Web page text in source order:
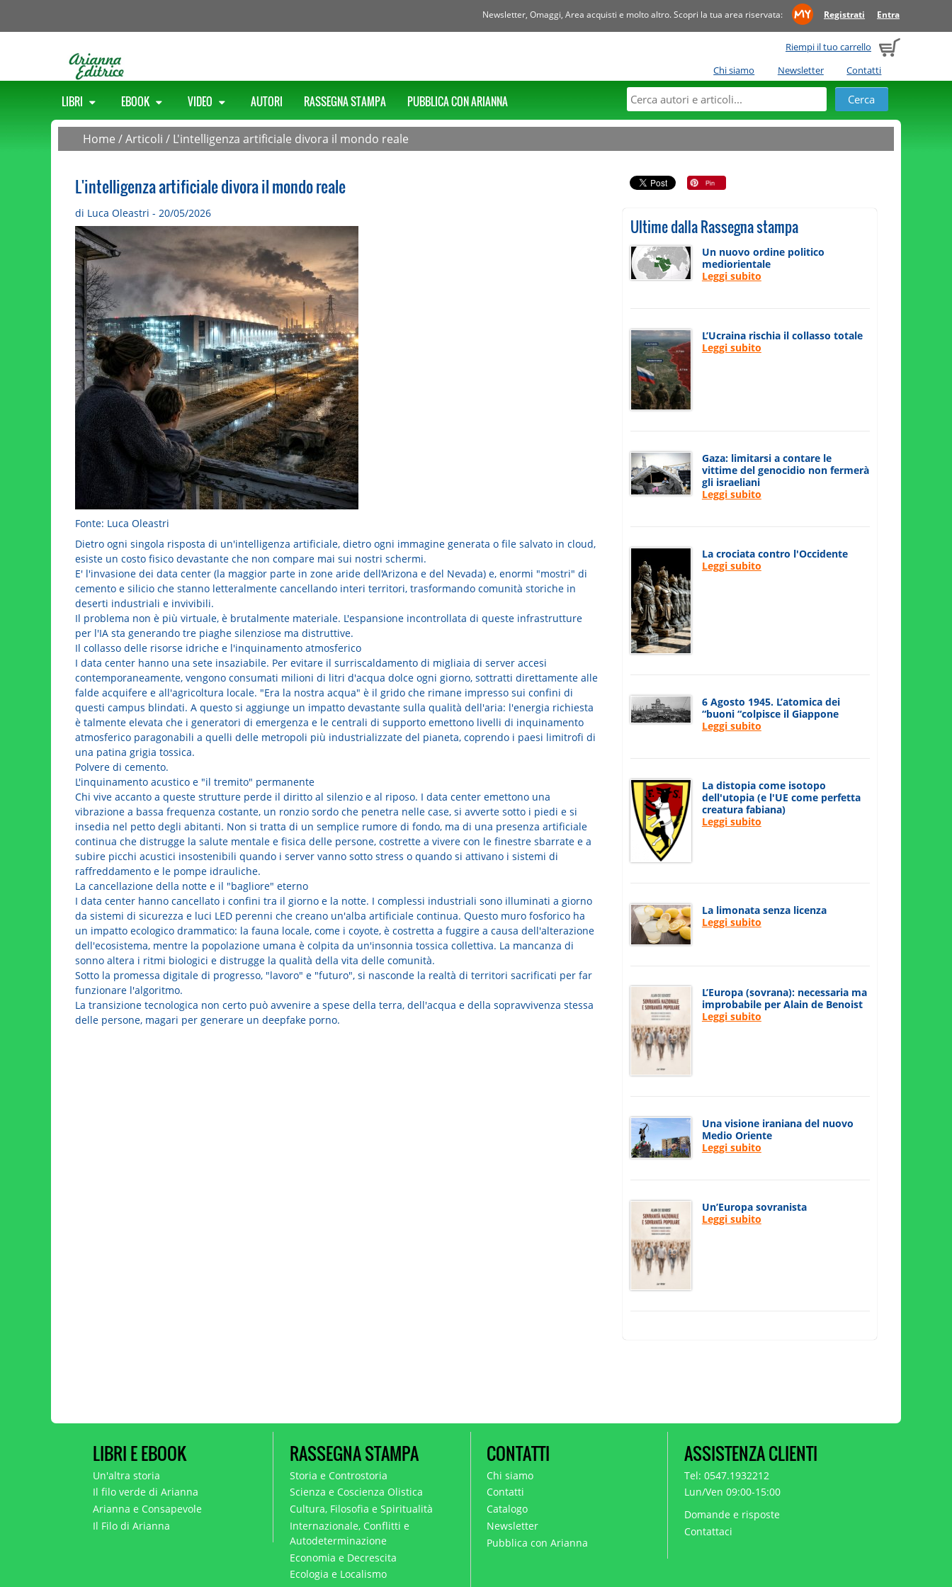
Newsletter, Omaggi, Area acquisti e molto altro. Scopri la tua area riservata: Registrati Entra
Riempi il tuo carrello
Chi siamo
Newsletter Contatti
LIBRI EBOOK VIDEO AUTORI RASSEGNA STAMPA PUBBLICA CON ARIANNA
Home /Articoli / L'intelligenza artificiale divora il mondo reale
L'intelligenza artificiale divora il mondo reale
di Luca Oleastri - 20/05/2026
Fonte: Luca Oleastri
Dietro ogni singola risposta di un'intelligenza artificiale, dietro ogni immagine generata o file salvato in cloud,
esiste un costo fisico devastante che non compare mai sui nostri schermi.
E' l'invasione dei data center (la maggior parte in zone aride dell'Arizona e del Nevada) e, enormi "mostri" di
cemento e silicio che stanno letteralmente cancellando interi territori, trasformando comunità storiche in
deserti industriali e invivibili.
Il problema non è più virtuale, è brutalmente materiale. L'espansione incontrollata di queste infrastrutture
per l'IA sta generando tre piaghe silenziose ma distruttive.
Il collasso delle risorse idriche e l'inquinamento atmosferico
I data center hanno una sete insaziabile. Per evitare il surriscaldamento di migliaia di server accesi
contemporaneamente, vengono consumati milioni di litri d'acqua dolce ogni giorno, sottratti direttamente alle
falde acquifere e all'agricoltura locale. "Era la nostra acqua" è il grido che rimane impresso sui confini di
questi campus blindati. A questo si aggiunge un impatto devastante sulla qualità dell'aria: l'energia richiesta
è talmente elevata che i generatori di emergenza e le centrali di supporto emettono livelli di inquinamento
atmosferico paragonabili a quelli delle metropoli più industrializzate del pianeta, coprendo i paesi limitrofi di
una patina grigia tossica.
Polvere di cemento.
L'inquinamento acustico e "il tremito" permanente
Chi vive accanto a queste strutture perde il diritto al silenzio e al riposo. I data center emettono una
vibrazione a bassa frequenza costante, un ronzio sordo che penetra nelle case, si avverte sotto i piedi e si
insedia nel petto degli abitanti. Non si tratta di un semplice rumore di fondo, ma di una presenza artificiale
continua che distrugge la salute mentale e fisica delle persone, costrette a vivere con le finestre sbarrate e a
subire picchi acustici insostenibili quando i server vanno sotto stress o quando si attivano i sistemi di
raffreddamento e le pompe idrauliche.
La cancellazione della notte e il "bagliore" eterno
I data center hanno cancellato i confini tra il giorno e la notte. I complessi industriali sono illuminati a giorno
da sistemi di sicurezza e luci LED perenni che creano un'alba artificiale continua. Questo muro fosforico ha
un impatto ecologico drammatico: la fauna locale, come i coyote, è costretta a fuggire a causa dell'alterazione
dell'ecosistema, mentre la popolazione umana è colpita da un'insonnia tossica collettiva. La mancanza di
sonno altera i ritmi biologici e distrugge la qualità della vita delle comunità.
Sotto la promessa digitale di progresso, "lavoro" e "futuro", si nasconde la realtà di territori sacrificati per far
funzionare l'algoritmo.
La transizione tecnologica non certo può avvenire a spese della terra, dell'acqua e della sopravvivenza stessa
delle persone, magari per generare un deepfake porno.
Ultime dalla Rassegna stampa
Un nuovo ordine politico
mediorientale
Leggi subito
L’Ucraina rischia il collasso totale
Leggi subito
Gaza: limitarsi a contare le
vittime del genocidio non fermerà
gli israeliani
Leggi subito
La crociata contro l'Occidente
Leggi subito
6 Agosto 1945. L’atomica dei
“buoni “colpisce il Giappone
Leggi subito
La distopia come isotopo
dell'utopia (e l'UE come perfetta
creatura fabiana)
Leggi subito
La limonata senza licenza
Leggi subito
L’Europa (sovrana): necessaria ma
improbabile per Alain de Benoist
Leggi subito
Una visione iraniana del nuovo
Medio Oriente
Leggi subito
Un’Europa sovranista
Leggi subito
LIBRI E EBOOK
Un'altra storia
Il filo verde di Arianna
Arianna e Consapevole
Il Filo di Arianna
RASSEGNA STAMPA
Storia e Controstoria
Scienza e Coscienza Olistica
Cultura, Filosofia e Spiritualità
Internazionale, Conflitti e
Autodeterminazione
Economia e Decrescita
Ecologia e Localismo
CONTATTI
Chi siamo
Contatti
Catalogo
Newsletter
Pubblica con Arianna
ASSISTENZA CLIENTI
Tel: 0547.1932212
Lun/Ven 09:00-15:00
Domande e risposte
Contattaci